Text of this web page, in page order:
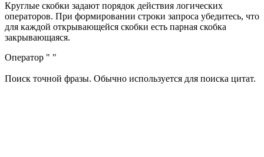
Круглые скобки задают порядок действия логических
операторов. При формировании строки запроса убедитесь, что
для каждой открывающейся скобки есть парная скобка
закрывающаяся.
Оператор " "
Поиск точной фразы. Обычно используется для поиска цитат.